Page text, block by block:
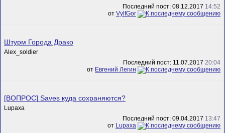
Последний пост: 08.12.2017 14:52
от VylfGor
Штурм Города Драко
Alex_soldier
Последний пост: 11.07.2017 20:04
от Евгений Легин
[ВОПРОС] Saves куда сохраняются?
Lupaxa
Последний пост: 09.04.2017 13:47
от Lupaxa